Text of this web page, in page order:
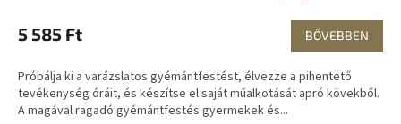
5 585 Ft BŐVEBBEN
Próbálja ki a varázslatos gyémántfestést, élvezze a pihentető
tevékenység óráit, és készítse el saját műalkotását apró kövekből.
A magával ragadó gyémántfestés gyermekek és...